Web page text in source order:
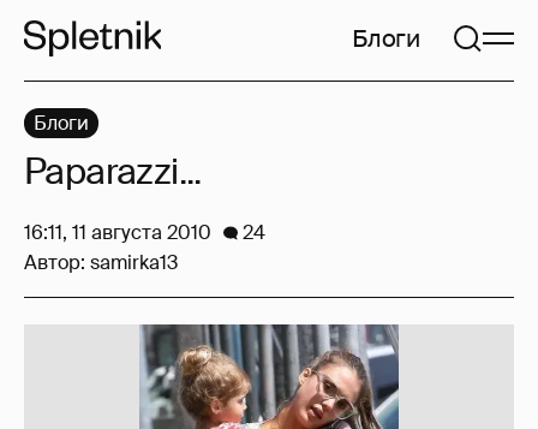
Блоги
Блоги
Paparazzi...
16:11, 11 августа 2010
24
Автор: samirka13